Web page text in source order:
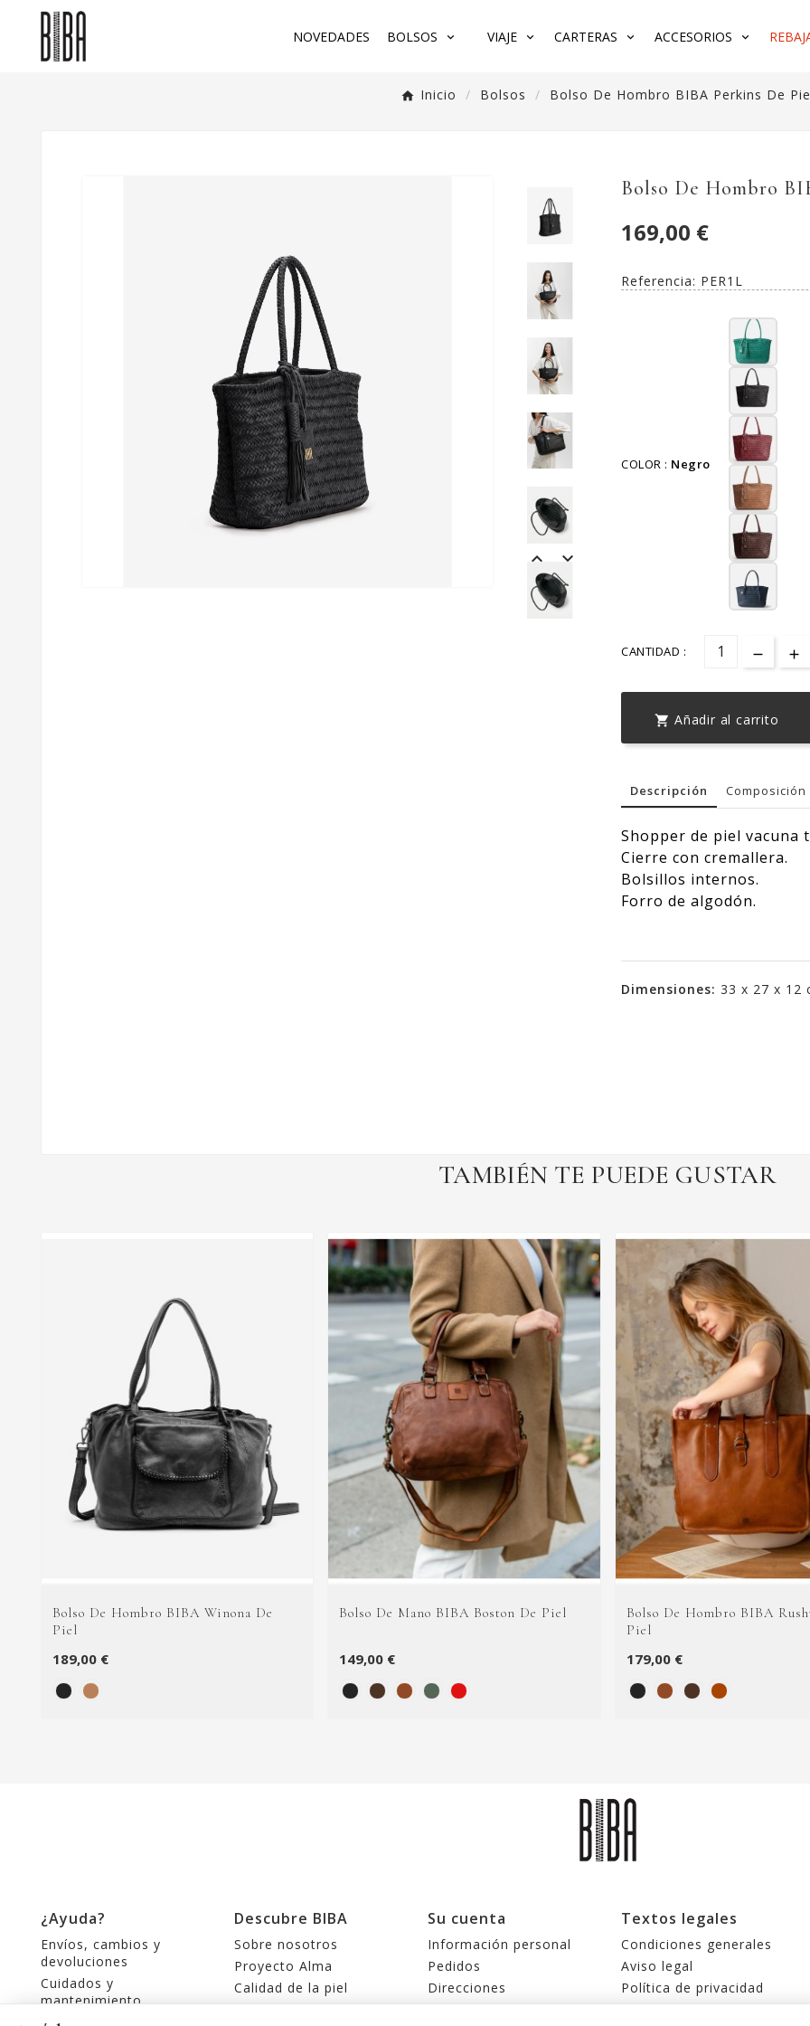
NOVEDADES BOLSOS VIAJE CARTERAS ACCESORIOS
Inicio Bolsos Bolso De Hombro BIBA Perkins De
 
Bolso De Hombro
169,00 €
Referencia: PER1L
COLOR : Negro
CANTIDAD :
 Añadir al carrito
Descripción
Shopper de piel vacuna
Cierre con cremallera.
Bolsillos internos.
Forro de algodón.
Dimensiones: 33 x 27 x 12
TAMBIÉN TE PUEDE GUSTAR
Bolso De Hombro BIBA Winona De
Piel
189,00 €
Bolso De Mano BIBA Boston De Piel
149,00 €
Bolso De Hombro BIBA
Piel
179,00 €
¿Ayuda?
Envíos, cambios y
devoluciones
Cuidados y
mantenimiento
Contacte con nosotros
Descubre BIBA
Sobre nosotros
Proyecto Alma
Calidad de la piel
Tiendas
Su cuenta
Información personal
Pedidos
Direcciones
Cupones de descuento
Textos legales
Condiciones generales
Aviso legal
Política de privacidad
Política de cookies